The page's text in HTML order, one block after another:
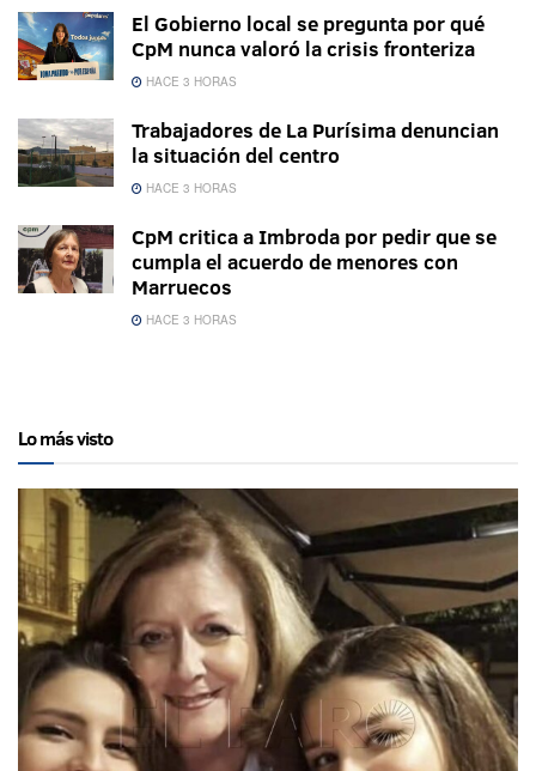
El Gobierno local se pregunta por qué
CpM nunca valoró la crisis fronteriza
HACE 3 HORAS
Trabajadores de La Purísima denuncian
la situación del centro
HACE 3 HORAS
CpM critica a Imbroda por pedir que se
cumpla el acuerdo de menores con
Marruecos
HACE 3 HORAS
Lo más visto